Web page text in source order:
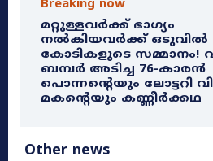
Breaking now
മറ്റുള്ളവർക്ക് ഭാഗ്യം
നൽകിയവർക്ക് ഒടുവിൽ
കോടികളുടെ സമ്മാനം!
ബമ്പർ അടിച്ച 76-കാരൻ
പൊന്നന്റെയും ലോട്ടറി
മകന്റെയും കണ്ണീർക്കഥ
Other news